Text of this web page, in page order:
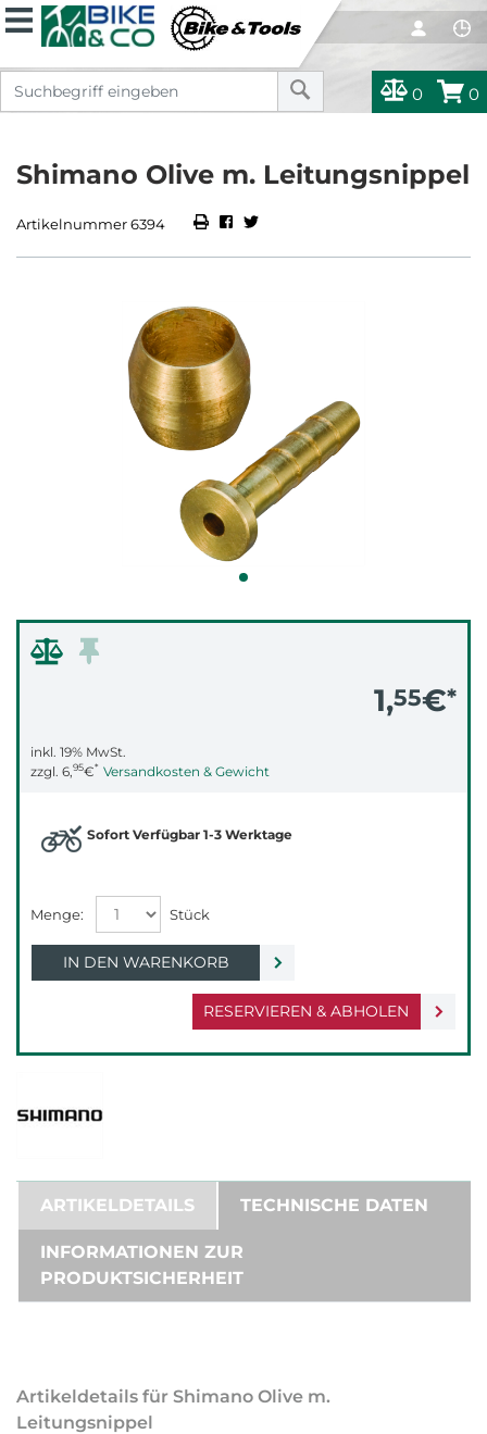
0 0
Shimano Olive m. Leitungsnippel
Artikelnummer 6394
1,55€*
inkl. 19% MwSt.
zzgl. 6,95€* Versandkosten & Gewicht
RESERVIEREN & ABHOLEN
Sofort Verfügbar 1-3 Werktage
IN DEN WARENKORB
ARTIKELDETAILS TECHNISCHE DATEN
INFORMATIONEN ZUR
PRODUKTSICHERHEIT
Artikeldetails für Shimano Olive m.
Leitungsnippel